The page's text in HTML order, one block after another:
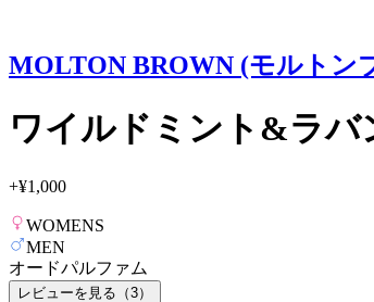
MOLTON BROWN (モルトン
ワイルドミント&ラバ
+¥1,000
WOMENS
MEN
オードパルファム
レビューを見る（3）